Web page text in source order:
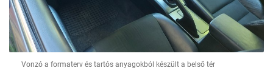
Vonzó a formaterv és tartós anyagokból készült a belső tér